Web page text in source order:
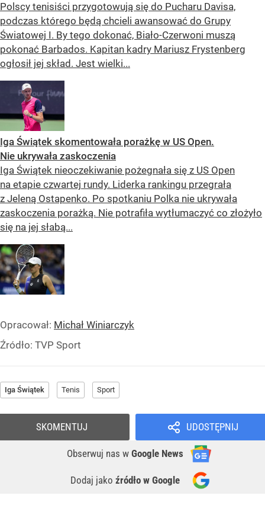
Polscy tenisiści przygotowują się do Pucharu Davisa,
podczas którego będą chcieli awansować do Grupy
Światowej I. By tego dokonać, Biało-Czerwoni muszą
pokonać Barbados. Kapitan kadry Mariusz Frystenberg
ogłosił jej skład. Jest wielki...
Iga Świątek skomentowała porażkę w US Open.
Nie ukrywała zaskoczenia
Iga Świątek nieoczekiwanie pożegnała się z US Open
na etapie czwartej rundy. Liderka rankingu przegrała
z Jeleną Ostapenko. Po spotkaniu Polka nie ukrywała
zaskoczenia porażką. Nie potrafiła wytłumaczyć co złożyło
się na jej słabą...
Opracował: Michał Winiarczyk
Źródło: TVP Sport
Iga Świątek Tenis Sport
UDOSTĘPNIJ
Obserwuj nas w Google News
Dodaj jako źródło w Google
SKOMENTUJ